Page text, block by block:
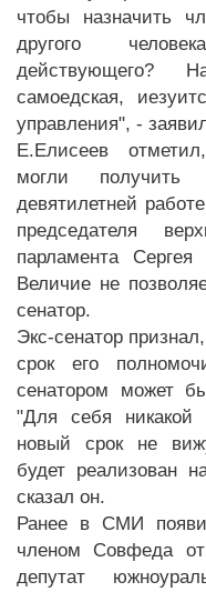
чтобы назначить
другого
действующего?
самоедская,
управления", -
Е.Елисеев
могли получить
девятилетней
председателя
парламента
Величие не
сенатор.
Экс-сенатор
срок его
сенатором может
"Для себя никакой
новый срок не
будет реализован
сказал он.
Ранее в СМИ
членом Совфеда
депутат